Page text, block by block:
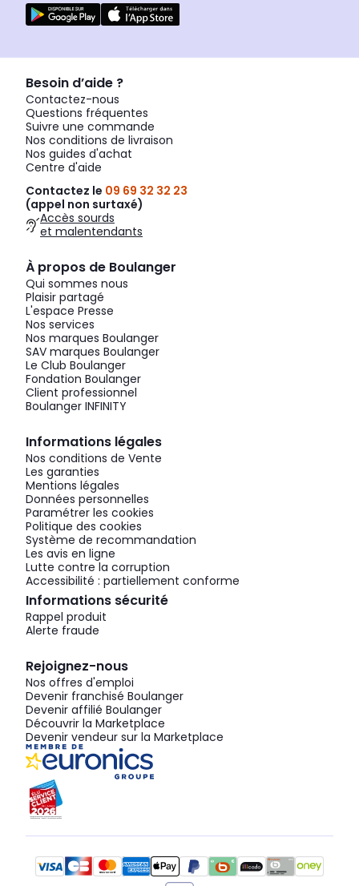
Besoin d’aide ?
Contactez-nous
Questions fréquentes
Suivre une commande
Nos conditions de livraison
Nos guides d'achat
Centre d'aide
Contactez le 09 69 32 32 23
(appel non surtaxé)
Accès sourds
et malentendants
À propos de Boulanger
Qui sommes nous
Plaisir partagé
L'espace Presse
Nos services
Nos marques Boulanger
SAV marques Boulanger
Le Club Boulanger
Fondation Boulanger
Client professionnel
Boulanger INFINITY
Informations légales
Nos conditions de Vente
Les garanties
Mentions légales
Données personnelles
Paramétrer les cookies
Politique des cookies
Système de recommandation
Les avis en ligne
Lutte contre la corruption
Accessibilité : partiellement conforme
Informations sécurité
Rappel produit
Alerte fraude
Rejoignez-nous
Nos offres d'emploi
Devenir franchisé Boulanger
Devenir affilié Boulanger
Découvrir la Marketplace
Devenir vendeur sur la Marketplace